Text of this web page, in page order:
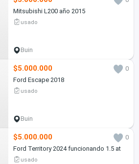
Mitsubishi L200 año 2015
usado
Buin
$5.000.000
0
Ford Escape 2018
usado
Buin
$5.000.000
0
Ford Territory 2024 funcionando 1.5 at
usado